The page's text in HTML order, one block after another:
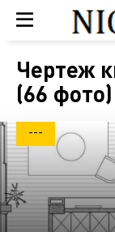
Чертеж
(66 фото)
---